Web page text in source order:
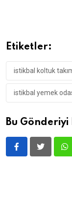
Etiketler:
istikbal koltuk
istikbal yemek
Bu Gönderiyi